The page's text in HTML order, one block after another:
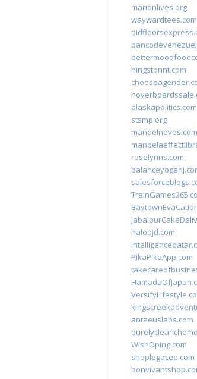
marianlives.org
waywardtees.com
hingstonnt.com
alaskapolitics.com
stsmp.org
manoelneves.com
roselynns.com
halobjd.com
PikaPikaApp.com
antaeuslabs.com
WishOping.com
shoplegacee.com